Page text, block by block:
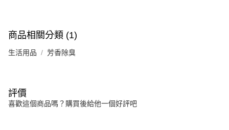
商品相關分類 (1)
生活用品 芳香除臭
評價
喜歡這個商品嗎？購買後給他一個好評吧